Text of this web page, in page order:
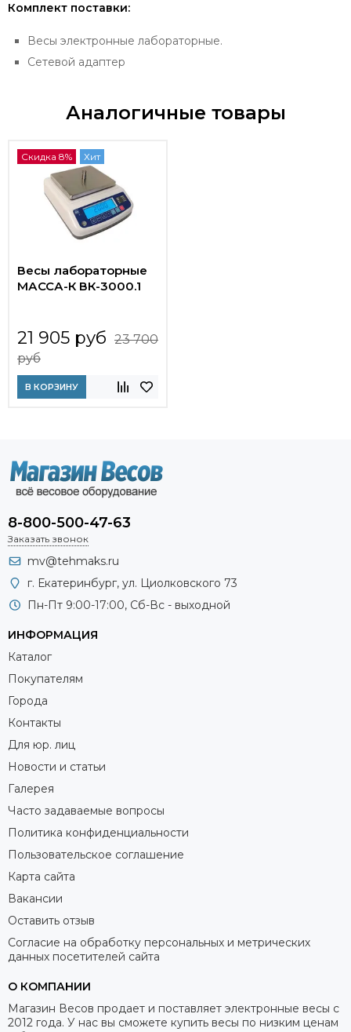
Комплект поставки:
Весы электронные лабораторные.
Сетевой адаптер
Аналогичные товары
Скидка 8% Хит
Весы лабораторные
МАССА-К ВК-3000.1
21 905 руб 23 700
руб
В КОРЗИНУ
8-800-500-47-63
Заказать звонок
mv@tehmaks.ru
г. Екатеринбург, ул. Циолковского 73
Пн-Пт 9:00-17:00, Сб-Вс - выходной
ИНФОРМАЦИЯ
Каталог
Покупателям
Города
Контакты
Для юр. лиц
Новости и статьи
Галерея
Часто задаваемые вопросы
Политика конфиденциальности
Пользовательское соглашение
Карта сайта
Вакансии
Оставить отзыв
Согласие на обработку персональных и метрических
данных посетителей сайта
О КОМПАНИИ
Магазин Весов продает и поставляет электронные весы с
2012 года. У нас вы сможете купить весы по низким ценам